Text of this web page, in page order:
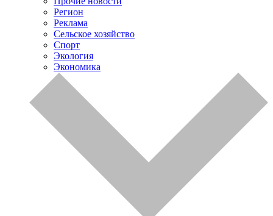
Регион
Реклама
Сельское хозяйство
Спорт
Экология
Экономика